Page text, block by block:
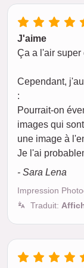
J'aime
Ça a l'air super
Cependant,
:
Pourrait-on
images qui
une image à
Je l'ai
- Sara Lena
Impression
Traduit: